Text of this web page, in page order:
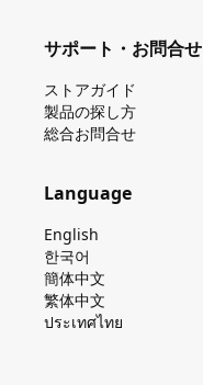
サポート・お問合せ
ストアガイド
製品の探し⽅
総合お問合せ
Language
English
한국어
簡体中文
繁体中文
ประเทศไทย